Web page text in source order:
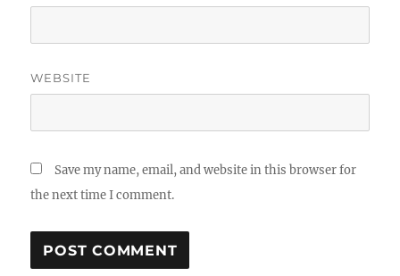
WEBSITE
Save my name, email, and website in this browser for
the next time I comment.